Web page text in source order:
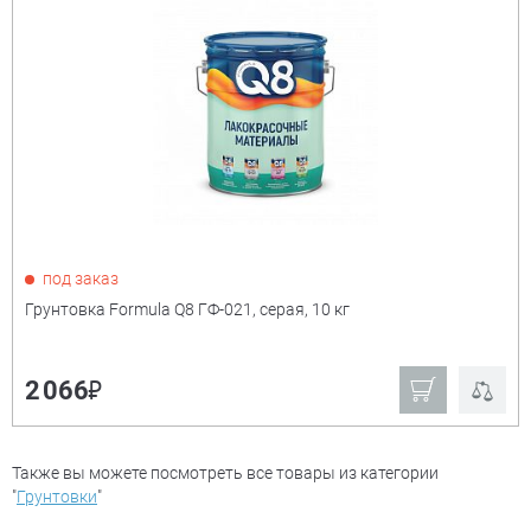
под заказ
Грунтовка Formula Q8 ГФ-021, серая, 10 кг
2 066₽
Также вы можете посмотреть все товары из категории
"Грунтовки"